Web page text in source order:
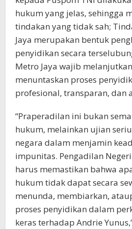
hukum yang jelas, sehingga
tindakan yang tidak sah;
Jaya merupakan bentuk
penyidikan secara
Metro Jaya wajib
menuntaskan proses
profesional, transparan, dan
“Praperadilan ini bukan
hukum, melainkan ujian
negara dalam menjamin
impunitas. Pengadilan
harus memastikan bahwa
hukum tidak dapat secara
menunda, membiarkan,
proses penyidikan dalam
keras terhadap Andrie